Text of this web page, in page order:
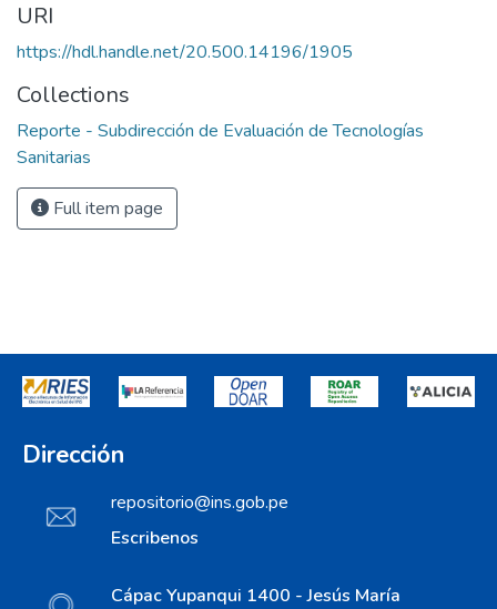
URI
https://hdl.handle.net/20.500.14196/1905
Collections
Reporte - Subdirección de Evaluación de Tecnologías
Sanitarias
Full item page
Dirección
repositorio@ins.gob.pe
Escribenos
Cápac Yupanqui 1400 - Jesús María